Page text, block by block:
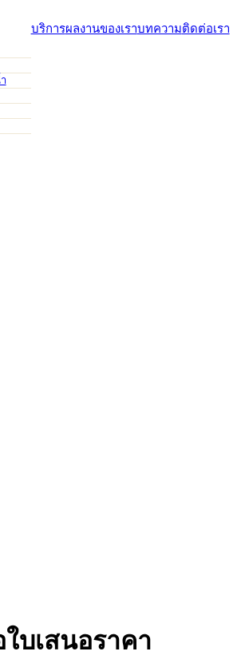
บริการผลงานของเราบทความติดต่อเรา
บเสนอราคา